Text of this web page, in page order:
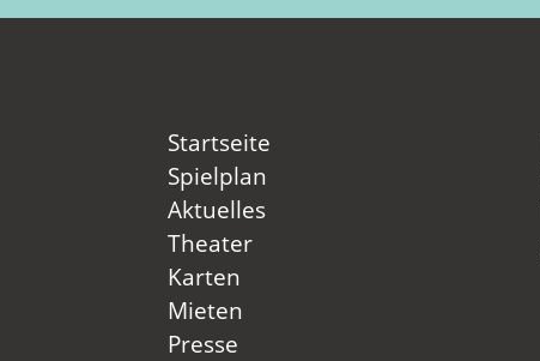
Startseite
Spielplan
Aktuelles
Theater
Karten
Mieten
Presse